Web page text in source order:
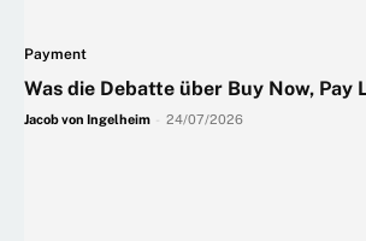
Payment
Was die Debatte über Buy Now, Pay
Jacob von Ingelheim 24/07/2026